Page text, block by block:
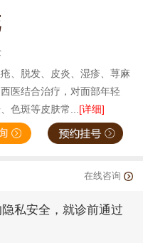
、脱发、皮炎、湿疹、荨麻
医结合治疗，对面部年轻
色斑等皮肤常...[详细]
在线咨询
私安全，就诊前通过